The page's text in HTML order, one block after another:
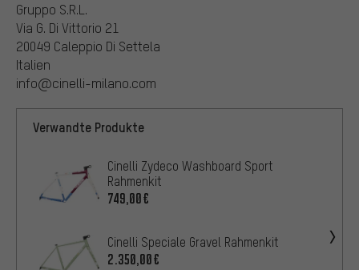
Gruppo S.R.L.
Via G. Di Vittorio 21
20049 Caleppio Di Settela
Italien
info@cinelli-milano.com
Verwandte Produkte
Cinelli Zydeco Washboard Sport
Rahmenkit
749,00€
Cinelli Speciale Gravel Rahmenkit
2.350,00€